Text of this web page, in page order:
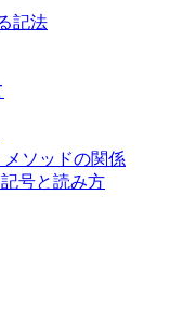
記法
ソッドの関係
号と読み方